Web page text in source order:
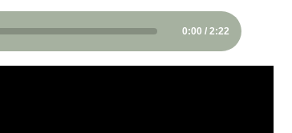
0:00 / 2:22